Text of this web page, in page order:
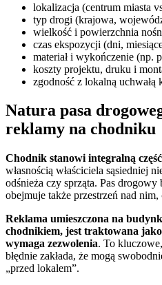
lokalizacja (centrum miasta
typ drogi (krajowa,
wielkość i powierzchnia
czas ekspozycji (dni,
materiał i wykończenie (np.
koszty projektu, druku i
zgodność z lokalną uchwałą
Natura pasa
reklamy na chodniku
Chodnik stanowi integralną
własnością właściciela sąsiedniej
odśnieża czy sprząta. Pas
obejmuje także przestrzeń nad
Reklama umieszczona na
chodnikiem, jest traktowana
wymaga zezwolenia. To
błędnie zakłada, że mogą
„przed lokalem”.